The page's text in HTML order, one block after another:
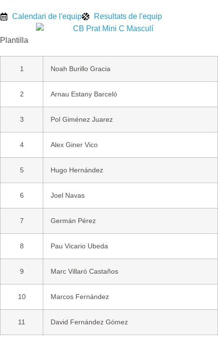
Calendari de l'equip Resultats de l'equip
Plantilla
1 Noah Burillo Gracia
2 Arnau Estany Barceló
3 Pol Giménez Juarez
4 Alex Giner Vico
5 Hugo Hernández
6 Joel Navas
7 Germán Pérez
8 Pau Vicario Ubeda
9 Marc Villaró Castaños
10 Marcos Fernández
11 David Fernández Gómez